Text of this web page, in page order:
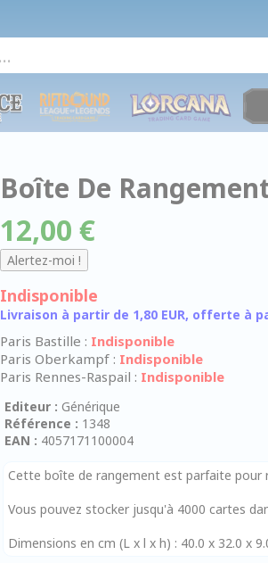
Boîte De
12,00 €
Indisponible
Livraison à partir de 1,80 EUR, offerte à
Paris Bastille : Indisponible
Paris Oberkampf : Indisponible
Paris Rennes-Raspail : Indisponible
Editeur : Générique
Référence : 1348
EAN : 4057171100004
Cette boîte de rangement est parfaite pour
Vous pouvez stocker jusqu'à 4000 cartes
Dimensions en cm (L x l x h) : 40.0 x 32.0 x